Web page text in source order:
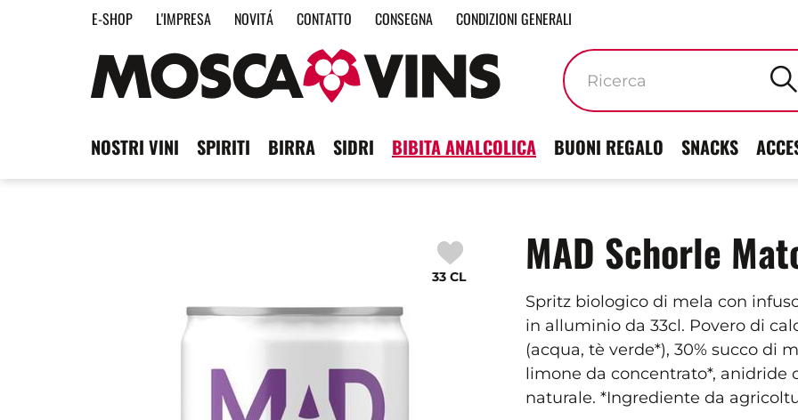
E-SHOP L'IMPRESA NOVITÁ CONTATTO CONSEGNA CONDIZIONI GENERALI
NOSTRI VINI SPIRITI BIRRA SIDRI BIBITA ANALCOLICA BUONI REGALO SNACKS
Parole
chiave
33 CL MAD Schorle
Spritz biologico di mela con
in alluminio da 33cl. Povero di
(acqua, tè verde*), 30% succo di
limone da concentrato*, anidride
naturale. *Ingrediente da